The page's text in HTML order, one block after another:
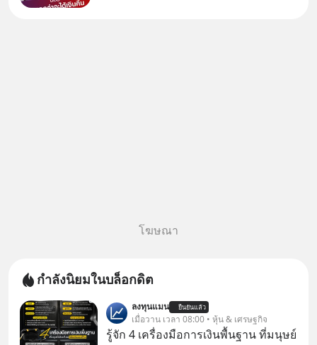
โฆษณา
กำลังนิยมในบล็อกดิต
ลงทุนแมน ยืนยันแล้ว
เมื่อวาน เวลา 08:00 • หุ้น & เศรษฐกิจ
รู้จัก 4 เครื่องมือการเงินพื้นฐาน ที่มนุษย์